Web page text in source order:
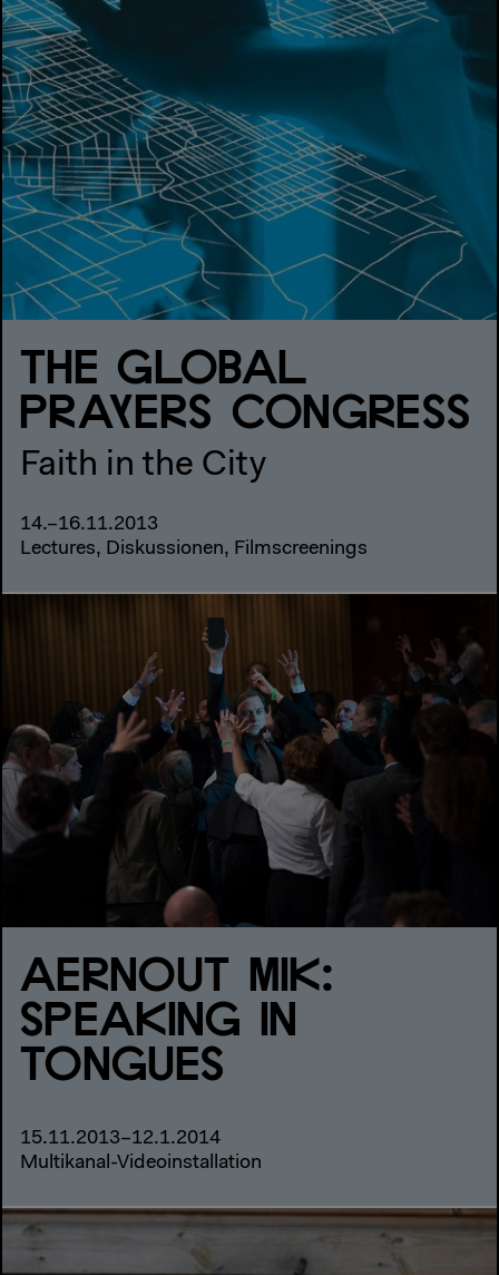
THE GLOBAL
PRAYERS CONGRESS
Faith in the City
14.–16.11.2013
Lectures, Diskussionen, Filmscreenings
AERNOUT MIK:
SPEAKING IN
TONGUES
15.11.2013–12.1.2014
Multikanal-Videoinstallation